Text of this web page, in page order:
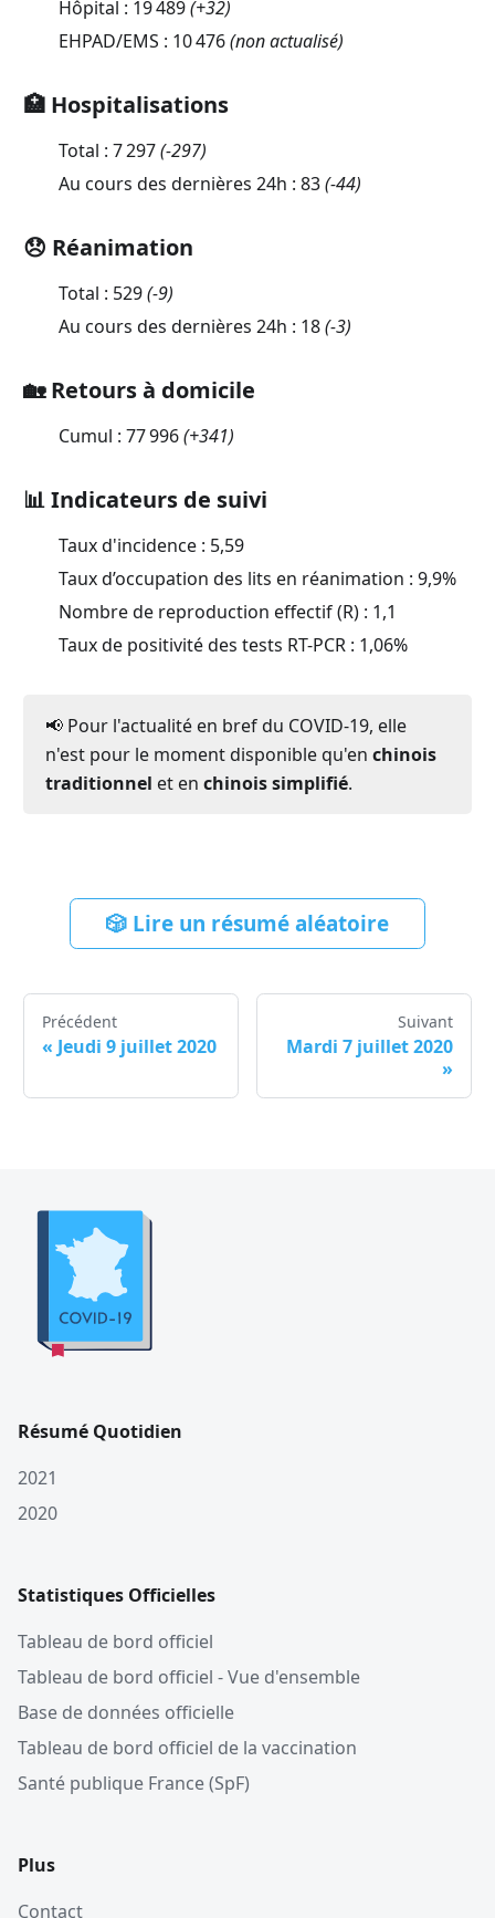
Hôpital : 19 489(+32)
EHPAD/EMS : 10 476(non actualisé)
🏥 Hospitalisations
Total : 7 297(-297)
Au cours des dernières 24h : 83(-44)
😞 Réanimation
Total : 529(-9)
Au cours des dernières 24h : 18(-3)
🏡 Retours à domicile
Cumul : 77 996(+341)
📊 Indicateurs de suivi
Taux d'incidence : 5,59
Taux d’occupation des lits en réanimation : 9,9%
Nombre de reproduction effectif (R) : 1,1
Taux de positivité des tests RT-PCR : 1,06%
📢 Pour l'actualité en bref du COVID-19, elle
n'est pour le moment disponible qu'en chinois
traditionnel et en chinois simplifié.
🎲 Lire un résumé aléatoire
Précédent
« Jeudi 9 juillet 2020
Suivant
Mardi 7 juillet 2020
»
Résumé Quotidien
2021
2020
Statistiques Officielles
Tableau de bord officiel
Tableau de bord officiel - Vue d'ensemble
Base de données officielle
Tableau de bord officiel de la vaccination
Santé publique France (SpF)
Plus
Contact